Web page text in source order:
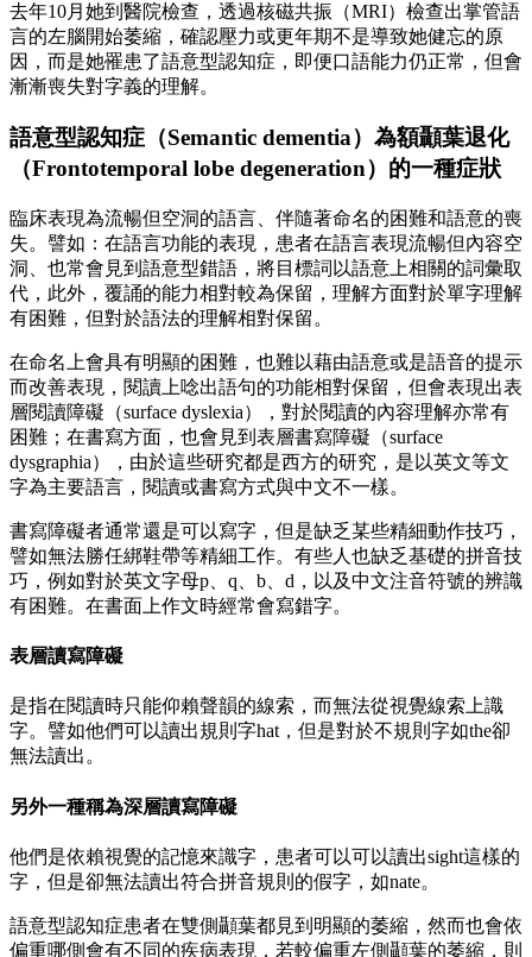
去年10月她到醫院檢查，透過核磁共振（MRI）檢查出掌管語
言的左腦開始萎縮，確認壓力或更年期不是導致她健忘的原
因，而是她罹患了語意型認知症，即便口語能力仍正常，但會
漸漸喪失對字義的理解。
語意型認知症（Semantic dementia）為額顳葉退化
（Frontotemporal lobe degeneration）的一種症狀
臨床表現為流暢但空洞的語言、伴隨著命名的困難和語意的喪
失。譬如：在語言功能的表現，患者在語言表現流暢但內容空
洞、也常會見到語意型錯語，將目標詞以語意上相關的詞彙取
代，此外，覆誦的能力相對較為保留，理解方面對於單字理解
有困難，但對於語法的理解相對保留。
在命名上會具有明顯的困難，也難以藉由語意或是語音的提示
而改善表現，閱讀上唸出語句的功能相對保留，但會表現出表
層閱讀障礙（surface dyslexia），對於閱讀的內容理解亦常有
困難；在書寫方面，也會見到表層書寫障礙（surface
dysgraphia），由於這些研究都是西方的研究，是以英文等文
字為主要語言，閱讀或書寫方式與中文不一樣。
書寫障礙者通常還是可以寫字，但是缺乏某些精細動作技巧，
譬如無法勝任綁鞋帶等精細工作。有些人也缺乏基礎的拼音技
巧，例如對於英文字母p、q、b、d，以及中文注音符號的辨識
有困難。在書面上作文時經常會寫錯字。
表層讀寫障礙
是指在閱讀時只能仰賴聲韻的線索，而無法從視覺線索上識
字。譬如他們可以讀出規則字hat，但是對於不規則字如the卻
無法讀出。
另外一種稱為深層讀寫障礙
他們是依賴視覺的記憶來識字，患者可以可以讀出sight這樣的
字，但是卻無法讀出符合拼音規則的假字，如nate。
語意型認知症患者在雙側顳葉都見到明顯的萎縮，然而也會依
偏重哪側會有不同的疾病表現，若較偏重左側顳葉的萎縮，則